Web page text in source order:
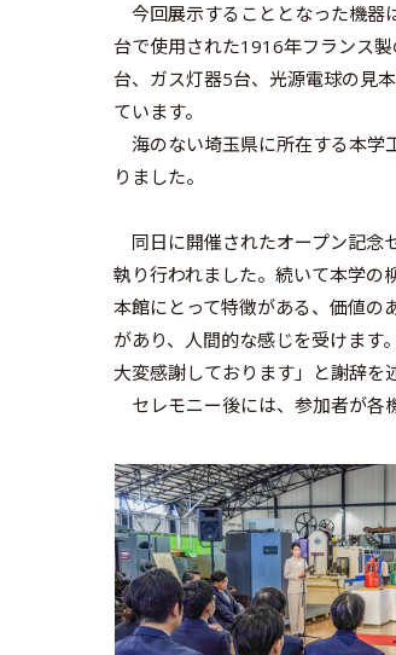
今回展示することとなった機器
台で使用された1916年フランス
台、ガス灯器5台、光源電球の見
ています。
海のない埼玉県に所在する本学
りました。
同日に開催されたオープン記念
執り行われました。続いて本学の
本館にとって特徴がある、価値の
があり、人間的な感じを受けます
大変感謝しております」と謝辞を
セレモニー後には、参加者が各